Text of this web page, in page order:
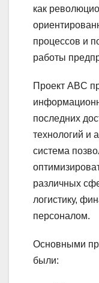
как
процессов и
работы
Проект ABC
последних
технологий и
система
различных
логистику,
персоналом.
Основными
были: